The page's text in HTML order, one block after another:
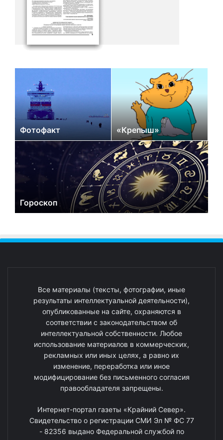
Фотофакт «Крепыш»
Гороскоп
Все материалы (тексты, фотографии, иные
результаты интеллектуальной деятельности),
опубликованные на сайте, охраняются в
соответствии с законодательством об
интеллектуальной собственности. Любое
использование материалов в коммерческих,
рекламных или иных целях, а равно их
изменение, переработка или иное
модифицирование без письменного согласия
правообладателя запрещены.
Интернет-портал газеты «Крайний Север».
Свидетельство о регистрации СМИ Эл № ФС 77
- 82356 выдано Федеральной службой по